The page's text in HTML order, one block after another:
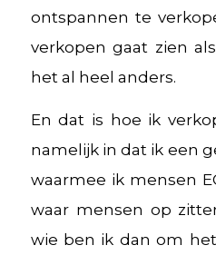
ontspannen te
verkopen gaat zien
het al heel anders.
En dat is hoe ik
namelijk in dat ik een
waarmee ik mensen
waar mensen op
wie ben ik dan om